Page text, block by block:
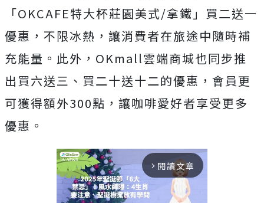
「OKCAFE特大杯莊園美式/拿鐵」買二送一
優惠，不限冰熱，讓消費者在旅途中隨時補
充能量。此外，OKmall雲端商城也同步推
出買六送三、買二十送十二的優惠，會員更
可獲得額外300點，讓咖啡愛好者享受更多
優惠。
arrow_forward_ios 閱讀文章